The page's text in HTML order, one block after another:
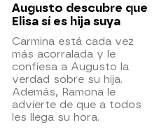
Augusto descubre que
Elisa sí es hija suya
Carmina está cada vez
más acorralada y le
confiesa a Augusto la
verdad sobre su hija.
Además, Ramona le
advierte de que a todos
les llega su hora.